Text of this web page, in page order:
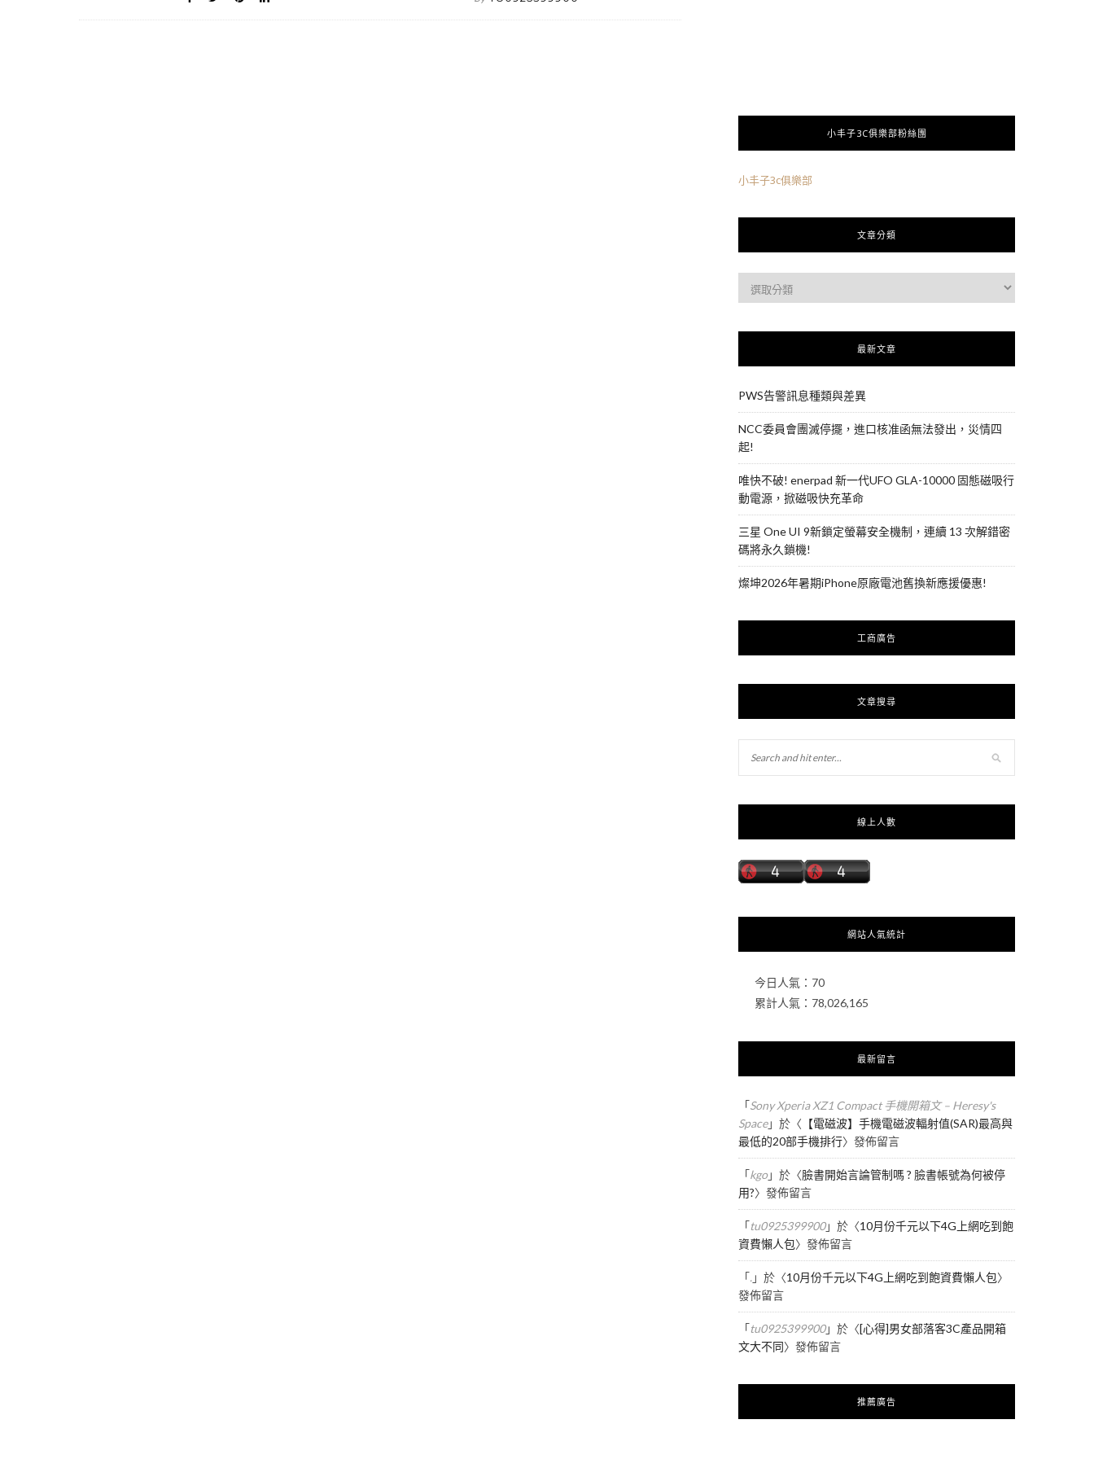
小丰子3C俱樂部粉絲團
小丰子3c俱樂部
文章分類
最新文章
PWS告警訊息種類與差異
NCC委員會團滅停擺，進口核准函無法發出，災情四
起!
唯快不破! enerpad 新一代UFO GLA-10000 固態磁吸行
動電源，掀磁吸快充革命
三星 One UI 9新鎖定螢幕安全機制，連續 13 次解錯密
碼將永久鎖機!
燦坤2026年暑期iPhone原廠電池舊換新應援優惠!
工商廣告
文章搜尋
線上人數
網站人氣統計
今日人氣： 70
累計人氣： 78,026,165
最新留言
「Sony Xperia XZ1 Compact 手機開箱文 – Heresy's
Space」於〈 【電磁波】手機電磁波輻射值(SAR)最高與
最低的20部手機排行〉發佈留言
「kgo」於〈臉書開始言論管制嗎 ? 臉書帳號為何被停
用?〉發佈留言
「tu0925399900」於〈10月份千元以下4G上網吃到飽
資費懶人包〉發佈留言
「.」於〈10月份千元以下4G上網吃到飽資費懶人包〉
發佈留言
「tu0925399900」於〈[心得]男女部落客3C產品開箱
文大不同〉發佈留言
推薦廣告